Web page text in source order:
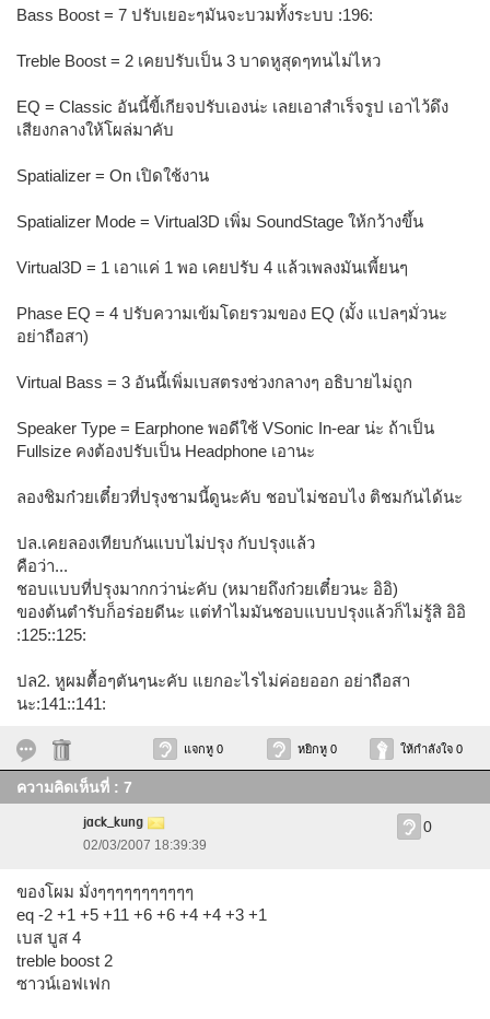
Bass Boost = 7 ปรับเยอะๆมันจะบวมทั้งระบบ :196:
Treble Boost = 2 เคยปรับเป็น 3 บาดหูสุดๆทนไม่ไหว
EQ = Classic อันนี้ขี้เกียจปรับเองน่ะ เลยเอาสำเร็จรูป เอาไว้ดึง
เสียงกลางให้โผล่มาคับ
Spatializer = On เปิดใช้งาน
Spatializer Mode = Virtual3D เพิ่ม SoundStage ให้กว้างขึ้น
Virtual3D = 1 เอาแค่ 1 พอ เคยปรับ 4 แล้วเพลงมันเพี้ยนๆ
Phase EQ = 4 ปรับความเข้มโดยรวมของ EQ (มั้ง แปลๆมั่วนะ
อย่าถือสา)
Virtual Bass = 3 อันนี้เพิ่มเบสตรงช่วงกลางๆ อธิบายไม่ถูก
Speaker Type = Earphone พอดีใช้ VSonic In-ear น่ะ ถ้าเป็น
Fullsize คงต้องปรับเป็น Headphone เอานะ
ลองชิมก๋วยเตี๋ยวที่ปรุงชามนี้ดูนะคับ ชอบไม่ชอบไง ติชมกันได้นะ
ปล.เคยลองเทียบกันแบบไม่ปรุง กับปรุงแล้ว
คือว่า...
ชอบแบบที่ปรุงมากกว่าน่ะคับ (หมายถึงก๋วยเตี๋ยวนะ อิอิ)
ของต้นตำรับก็อร่อยดีนะ แต่ทำไมมันชอบแบบปรุงแล้วก็ไม่รู้สิ อิอิ
:125::125:
ปล2. หูผมตื้อๆตันๆนะคับ แยกอะไรไม่ค่อยออก อย่าถือสา
นะ:141::141:
แจกหู 0 หยิกหู 0 ให้กำลังใจ 0
ความคิดเห็นที่ : 7
jack_kung
02/03/2007 18:39:39
0
ของโผม มั่งๆๆๆๆๆๆๆๆๆๆๆ
eq -2 +1 +5 +11 +6 +6 +4 +4 +3 +1
เบส บูส 4
treble boost 2
ซาวน์เอฟเฟก